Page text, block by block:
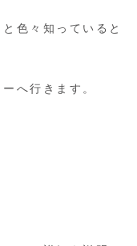
色々知っていると
へ行きます。